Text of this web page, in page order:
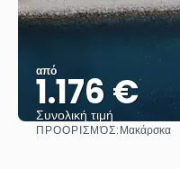
από
1.176 €
Συνολική τιμή
Βλέπω
ΠΡΟΟΡΙΣΜΌΣ:Μακάρσκα